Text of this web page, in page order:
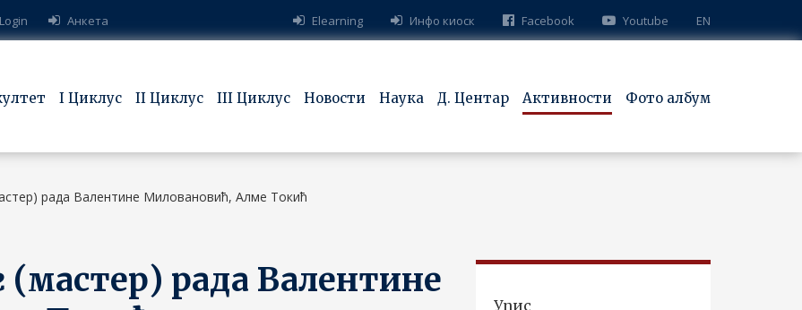
Анкета Elearning Инфо киоск Facebook Youtube EN
I Циклус II Циклус III Циклус Новости Наука Д. Центар Активности Фото албум
рада Валентине Миловановић, Алме Токић
рада Валентине
Упис